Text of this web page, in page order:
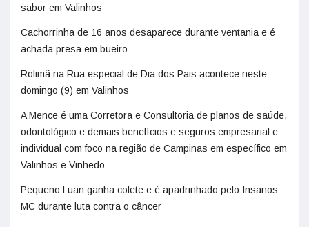
sabor em Valinhos
Cachorrinha de 16 anos desaparece durante ventania e é
achada presa em bueiro
Rolimã na Rua especial de Dia dos Pais acontece neste
domingo (9) em Valinhos
A Mence é uma Corretora e Consultoria de planos de saúde,
odontológico e demais benefícios e seguros empresarial e
individual com foco na região de Campinas em específico em
Valinhos e Vinhedo
Pequeno Luan ganha colete e é apadrinhado pelo Insanos
MC durante luta contra o câncer